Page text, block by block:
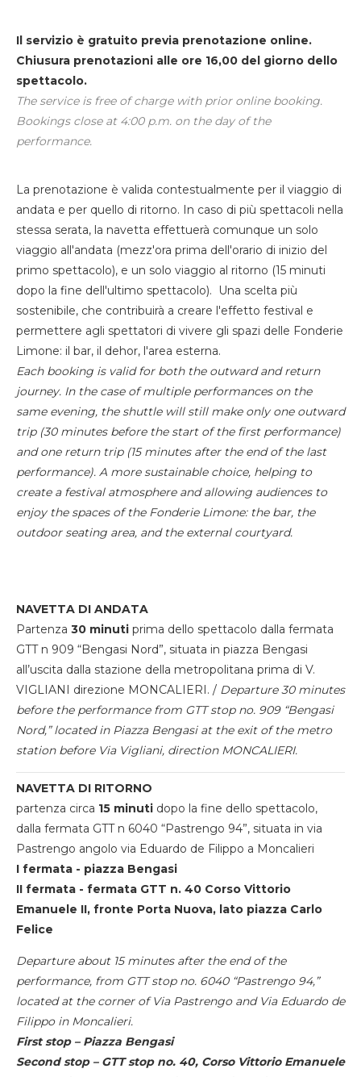
Il servizio è gratuito previa prenotazione online.
Chiusura prenotazioni alle ore 16,00 del giorno dello
spettacolo.
The service is free of charge with prior online booking.
Bookings close at 4:00 p.m. on the day of the
performance.
La prenotazione è valida contestualmente per il viaggio di
andata e per quello di ritorno. In caso di più spettacoli nella
stessa serata, la navetta effettuerà comunque un solo
viaggio all'andata (mezz'ora prima dell'orario di inizio del
primo spettacolo), e un solo viaggio al ritorno (15 minuti
dopo la fine dell'ultimo spettacolo). Una scelta più
sostenibile, che contribuirà a creare l'effetto festival e
permettere agli spettatori di vivere gli spazi delle Fonderie
Limone: il bar, il dehor, l'area esterna.
Each booking is valid for both the outward and return
journey. In the case of multiple performances on the
same evening, the shuttle will still make only one outward
trip (30 minutes before the start of the first performance)
and one return trip (15 minutes after the end of the last
performance). A more sustainable choice, helping to
create a festival atmosphere and allowing audiences to
enjoy the spaces of the Fonderie Limone: the bar, the
outdoor seating area, and the external courtyard.
NAVETTA DI ANDATA
Partenza 30 minuti prima dello spettacolo dalla fermata
GTT n 909 “Bengasi Nord”, situata in piazza Bengasi
all’uscita dalla stazione della metropolitana prima di V.
VIGLIANI direzione MONCALIERI. / Departure 30 minutes
before the performance from GTT stop no. 909 “Bengasi
Nord,” located in Piazza Bengasi at the exit of the metro
station before Via Vigliani, direction MONCALIERI.
NAVETTA DI RITORNO
partenza circa 15 minuti dopo la fine dello spettacolo,
dalla fermata GTT n 6040 “Pastrengo 94”, situata in via
Pastrengo angolo via Eduardo de Filippo a Moncalieri
I fermata - piazza Bengasi
II fermata - fermata GTT n. 40 Corso Vittorio
Emanuele II, fronte Porta Nuova, lato piazza Carlo
Felice
Departure about 15 minutes after the end of the
performance, from GTT stop no. 6040 “Pastrengo 94,”
located at the corner of Via Pastrengo and Via Eduardo de
Filippo in Moncalieri.
First stop – Piazza Bengasi
Second stop – GTT stop no. 40, Corso Vittorio Emanuele